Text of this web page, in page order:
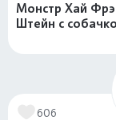
Монстр Хай
Штейн с
606